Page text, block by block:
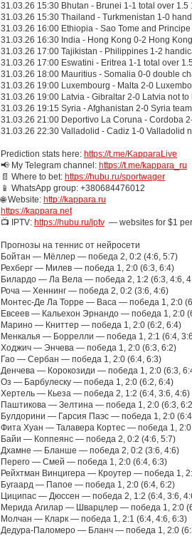
31.03.26 15:30 Bhutan - Brunei 1-1 total over 1.5
31.03.26 15:30 Thailand - Turkmenistan 1-0
31.03.26 16:00 Ethiopia - Sao Tome and
31.03.26 16:30 India - Hong Kong 0-2 Hong
31.03.26 17:00 Tajikistan - Philippines 1-2
31.03.26 17:00 Eswatini - Eritrea 1-1 total over
31.03.26 18:00 Mauritius - Somalia 0-0 double
31.03.26 19:00 Luxembourg - Malta 2-0
31.03.26 19:00 Latvia - Gibraltar 2-0 Latvia not
31.03.26 19:15 Syria - Afghanistan 2-0 Syria
31.03.26 21:00 Deportivo La Coruna - Cordoba
31.03.26 22:30 Valladolid - Cadiz 1-0 Valladolid
Prediction stats here: https://t.me/KapparaLive
📢 My Telegram channel: https://t.me/kappara_ru
📄 Where to bet: https://hubu.ru/sportwager
📱 WhatsApp group: +380684476012
🌐 Website: http://kappara.ru
https://kappara.net
📺 IPTV: https://hubu.ru/iptv — websites for $1
Прогнозы на теннис от нейросети
Бойтан — Мёллер — победа 2, 0:2 (4:6, 5:7)
Рехберг — Милев — победа 1, 2:0 (6:3, 6:4)
Билардо — Ла Вела — победа 2, 1:2 (6:3, 4:6,
Роча — Хеннинг — победа 2, 0:2 (3:6, 4:6)
Монтес-Де Ла Торре — Васа — победа 1, 2:0
Евсеев — Кальехон Эрнандо — победа 1, 2:0
Марино — Книттер — победа 1, 2:0 (6:2, 6:4)
Менкалья — Боррелли — победа 1, 2:1 (6:4,
Ходжич — Энчева — победа 1, 2:0 (6:3, 6:2)
Гао — Сербан — победа 1, 2:0 (6:4, 6:3)
Денчева — Корокозиди — победа 1, 2:0 (6:3,
Оз — Барбулеску — победа 1, 2:0 (6:2, 6:4)
Хертель — Кьеза — победа 2, 1:2 (6:4, 3:6, 4:6)
Паштикова — Зелтина — победа 1, 2:0 (6:3,
Булдорини — Гарсия Паэс — победа 1, 2:0
Фита Хуан — Талавера Кортес — победа 1, 2:0
Байи — Коппеянс — победа 2, 0:2 (4:6, 5:7)
Дхамне — Бланше — победа 2, 0:2 (3:6, 4:6)
Перего — Смей — победа 1, 2:0 (6:4, 6:3)
Рейхтман Винцигера — Кроутер — победа 1,
Бугаард — Папое — победа 1, 2:0 (6:4, 6:2)
Циципас — Дюссен — победа 2, 1:2 (6:4, 3:6,
Мерида Агилар — Шварцлер — победа 1, 2:0
Молчан — Кларк — победа 1, 2:1 (6:4, 4:6, 6:3)
Дедура-Паломеро — Бланч — победа 1, 2:0